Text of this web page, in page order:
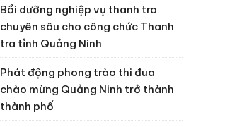
Bồi dưỡng nghiệp vụ thanh tra
chuyên sâu cho công chức Thanh
tra tỉnh Quảng Ninh
Phát động phong trào thi đua
chào mừng Quảng Ninh trở thành
thành phố